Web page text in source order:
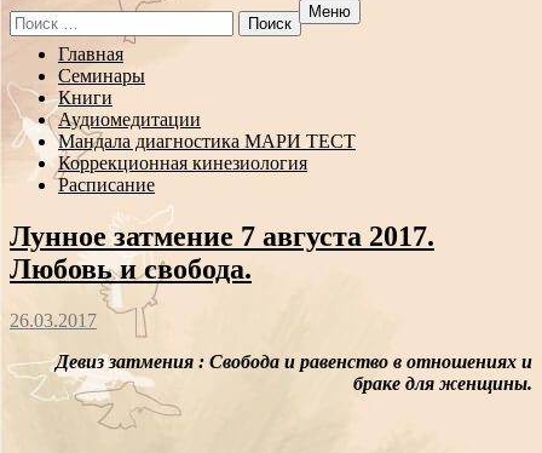
Search
for:
Меню
Перейти
содержанию
Главная
Семинары
Книги
Аудиомедитации
Мандала диагностика МАРИ ТЕСТ
Коррекционная кинезиология
Расписание
Лунное затмение 7 августа 2017.
Любовь и свобода.
26.03.2017
Девиз затмения : Свобода и равенство в отношениях и
браке для женщины.